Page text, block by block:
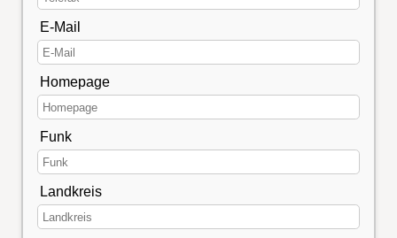
E-Mail
Homepage
Funk
Landkreis